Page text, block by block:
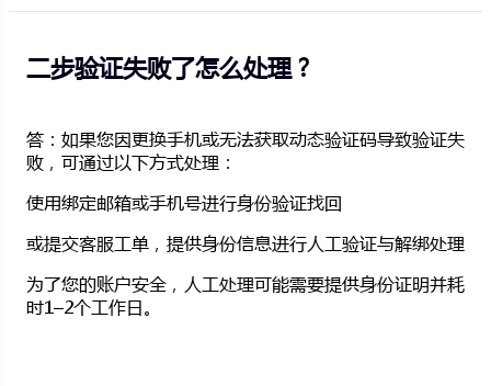
二步验证失败了怎么处理？
答：如果您因更换手机或无法获取动态验证码导致验证失
败，可通过以下方式处理：
使用绑定邮箱或手机号进行身份验证找回
或提交客服工单，提供身份信息进行人工验证与解绑处理
为了您的账户安全，人工处理可能需要提供身份证明并耗
时1–2个工作日。